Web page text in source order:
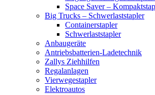
Space Saver –
Big Trucks – Schwerlaststapler
Containerstapler
Schwerlaststapler
Anbaugeräte
Antriebsbatterien-Ladetechnik
Zallys Ziehhilfen
Regalanlagen
Vierwegestapler
Elektroautos